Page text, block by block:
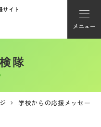
サイト
メニュー
登録
隊
学校からの応援メッセー